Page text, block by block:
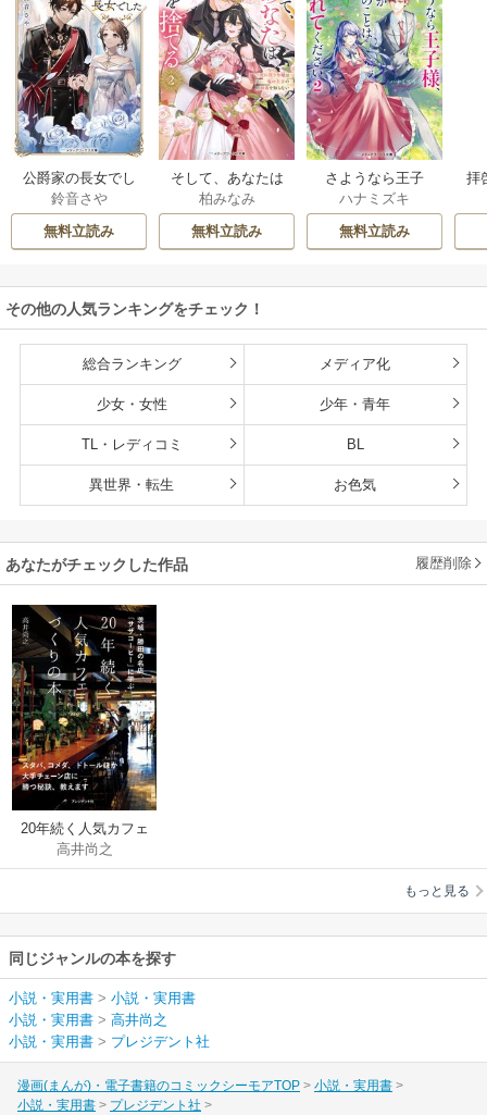
公爵家の長女でし
た
鈴音さや
無料立読み
そして、あなたは
私を捨てる
柏みなみ
無料立読み
さようなら王子
様、どうか私のこ
とは忘れてくださ
い
ハナミズキ
無料立読み
拝
その他の人気ランキングをチェック！
総合ランキング メディア化
少女・女性 少年・青年
TL・レディコミ BL
異世界・転生 お色気
あなたがチェックした作品 履歴削除
20年続く人気カフェ
づくりの本――茨
城・勝田の名店「サ
高井尚之
もっと見る
同じジャンルの本を探す
小説・実用書 > 小説・実用書
小説・実用書 > 高井尚之
小説・実用書 > プレジデント社
漫画(まんが)・電子書籍のコミックシーモアTOP
小説・実用書
小説・実用書
プレジデント社